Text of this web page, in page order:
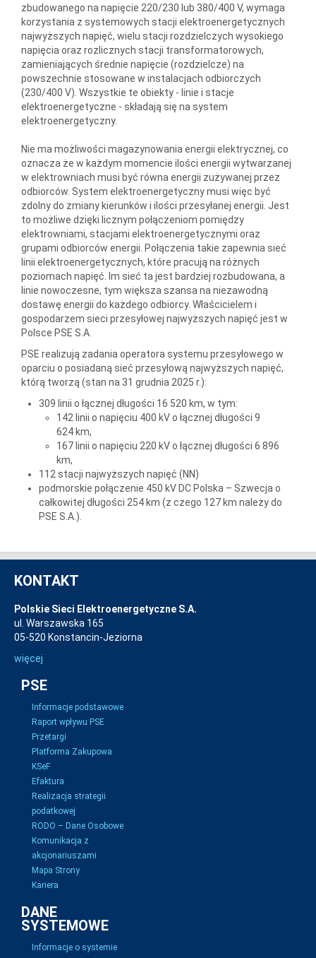
zbudowanego na napięcie 220/230 lub 380/400 V, wymaga
korzystania z systemowych stacji elektroenergetycznych
najwyższych napięć, wielu stacji rozdzielczych wysokiego
napięcia oraz rozlicznych stacji transformatorowych,
zamieniających średnie napięcie (rozdzielcze) na
powszechnie stosowane w instalacjach odbiorczych
(230/400 V). Wszystkie te obiekty - linie i stacje
elektroenergetyczne - składają się na system
elektroenergetyczny.
Nie ma możliwości magazynowania energii elektrycznej, co
oznacza że w każdym momencie ilości energii wytwarzanej
w elektrowniach musi być równa energii zużywanej przez
odbiorców. System elektroenergetyczny musi więc być
zdolny do zmiany kierunków i ilości przesyłanej energii. Jest
to możliwe dzięki licznym połączeniom pomiędzy
elektrowniami, stacjami elektroenergetycznymi oraz
grupami odbiorców energii. Połączenia takie zapewnia sieć
linii elektroenergetycznych, które pracują na różnych
poziomach napięć. Im sieć ta jest bardziej rozbudowana, a
linie nowoczesne, tym większa szansa na niezawodną
dostawę energii do każdego odbiorcy. Właścicielem i
gospodarzem sieci przesyłowej najwyższych napięć jest w
Polsce PSE S.A.
PSE realizują zadania operatora systemu przesyłowego w
oparciu o posiadaną sieć przesyłową najwyższych napięć,
którą tworzą (stan na 31 grudnia 2025 r.):
309 linii o łącznej długości 16 520 km, w tym:
142 linii o napięciu 400 kV o łącznej długości 9
624 km,
167 linii o napięciu 220 kV o łącznej długości 6 896
km,
112 stacji najwyższych napięć (NN)
podmorskie połączenie 450 kV DC Polska – Szwecja o
całkowitej długości 254 km (z czego 127 km należy do
PSE S.A.).
KONTAKT
Polskie Sieci Elektroenergetyczne S.A.
ul. Warszawska 165
05-520 Konstancin-Jeziorna
więcej
PSE
Informacje podstawowe
Raport wpływu PSE
Przetargi
Platforma Zakupowa
KSeF
Efaktura
Realizacja strategii
podatkowej
RODO – Dane Osobowe
Komunikacja z
akcjonariuszami
Mapa Strony
Kariera
DANE
SYSTEMOWE
Informacje o systemie